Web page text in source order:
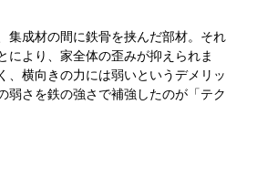
集成材の間に鉄骨を挟んだ部材。それ
により、家全体の歪みが抑えられま
、横向きの力には弱いというデメリッ
弱さを鉄の強さで補強したのが「テク